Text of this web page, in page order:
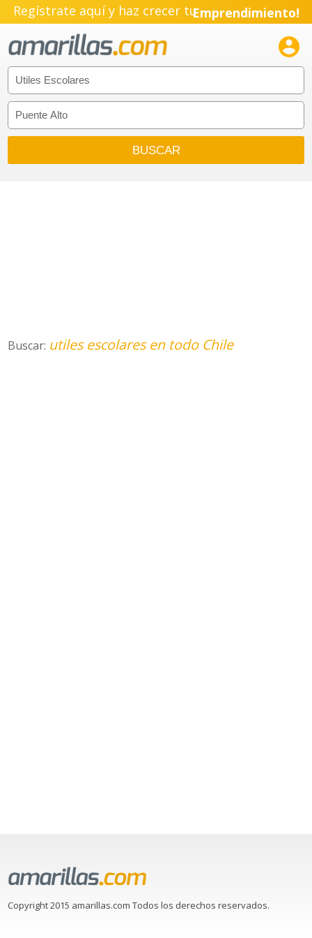
Regístrate aquí y haz crecer tuEmprendimiento!

Buscar: utiles escolares en todo Chile
Copyright 2015 amarillas.com Todos los derechos reservados.